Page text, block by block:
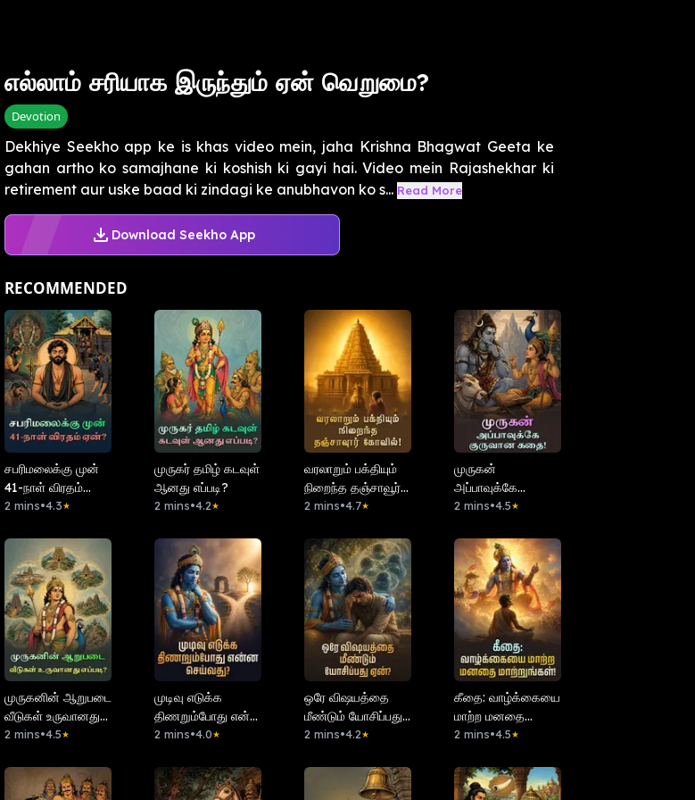
எல்லாம் சரியாக இருந்தும் ஏன் வெறுமை?
Devotion
Dekhiye Seekho app ke is khas video mein, jaha Krishna Bhagwat Geeta ke
gahan artho ko samajhane ki koshish ki gayi hai. Video mein Rajashekhar ki
retirement aur uske baad ki zindagi ke anubhavon ko s... Read More
Download Seekho App
RECOMMENDED
சபரிமலைக்கு முன்
41-நாள் விரதம்
ஏன்?
2 mins•4.3★
முருகர் தமிழ் கடவுள்
ஆனது எப்படி?
2 mins•4.2★
வரலாறும் பக்தியும்
நிறைந்த தஞ்சாவூர்
கோவில்!
2 mins•4.7★
முருகன்
அப்பாவுக்கே
குருவான கதை!
2 mins•4.5★
முருகனின் ஆறுபடை
வீடுகள் உருவானது
எப்படி?
2 mins•4.5★
முடிவு எடுக்க
திணறும்போது என்ன
செய்வது?
2 mins•4.0★
ஒரே விஷயத்தை
மீண்டும் யோசிப்பது
ஏன்?
2 mins•4.2★
கீதை: வாழ்க்கையை
மாற்ற மனதை
மாற்றுங்கள்!
2 mins•4.5★